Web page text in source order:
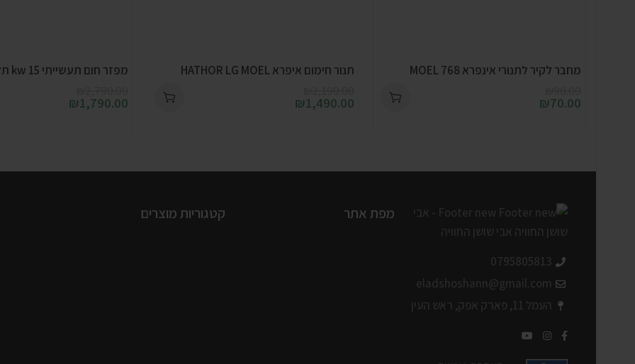
מחבר לקיר לתנורי אינפרא 768 MOEL
₪70.00
תנור חימום איפרא HATHOR LG MOEL
₪1,490.00
מפזר חום תעשייתי 15 kw תלת פאזי
₪1,790.00
0795805813
eladshoshann@gmail.com
העמל 11, פארק אפק, ראש העין
מפת אתר קטגוריות מוצרים